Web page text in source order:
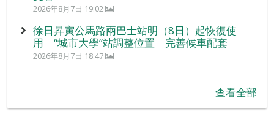
2026年8月7日 19:02
徐日昇寅公馬路兩巴士站明（8日）起恢復使
用 “城市大學”站調整位置 完善候車配套
2026年8月7日 18:47
查看全部